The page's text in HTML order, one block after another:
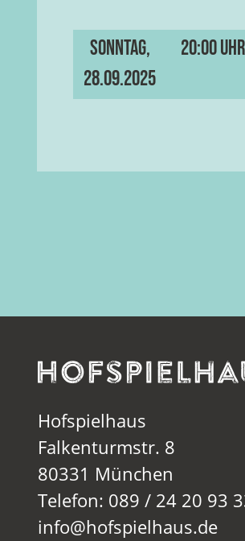
Sonntag,
28.09.2025
20:00 Uhr
Hofspielhaus
Falkenturmstr. 8
80331 München
Telefon: 089 / 24 20 93
info@hofspielhaus.de